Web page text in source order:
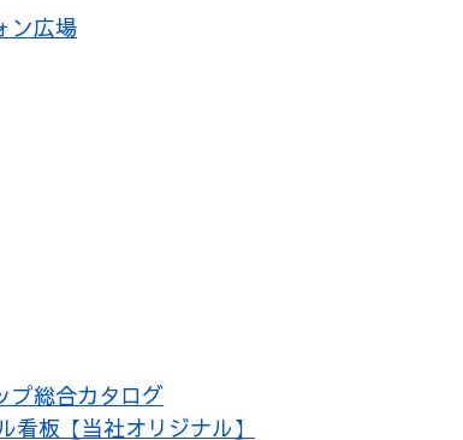
ン広場
プ総合カタログ
看板【当社オリジナル】